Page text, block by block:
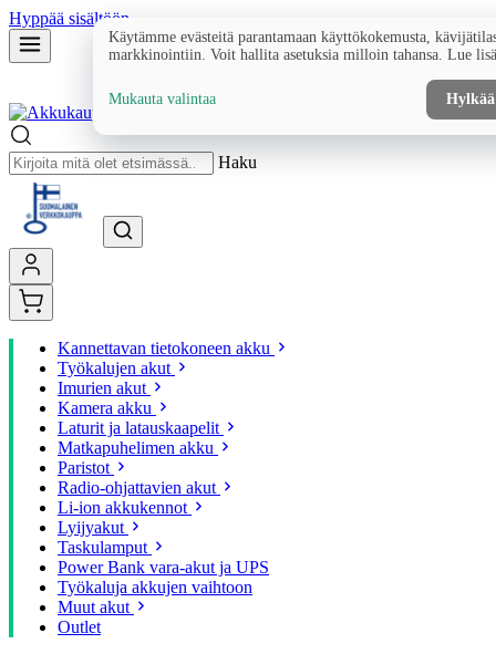
Hyppää sisältöön
Haku
Kannettavan tietokoneen akku
Työkalujen akut
Imurien akut
Kamera akku
Laturit ja latauskaapelit
Matkapuhelimen akku
Paristot
Radio-ohjattavien akut
Li-ion akkukennot
Lyijyakut
Taskulamput
Power Bank vara-akut ja UPS
Työkaluja akkujen vaihtoon
Muut akut
Outlet
Käytämme evästeitä parantamaan käyttökokemusta,
markkinointiin. Voit hallita asetuksia milloin tahansa. Lue
Mukauta valintaa Hylkää